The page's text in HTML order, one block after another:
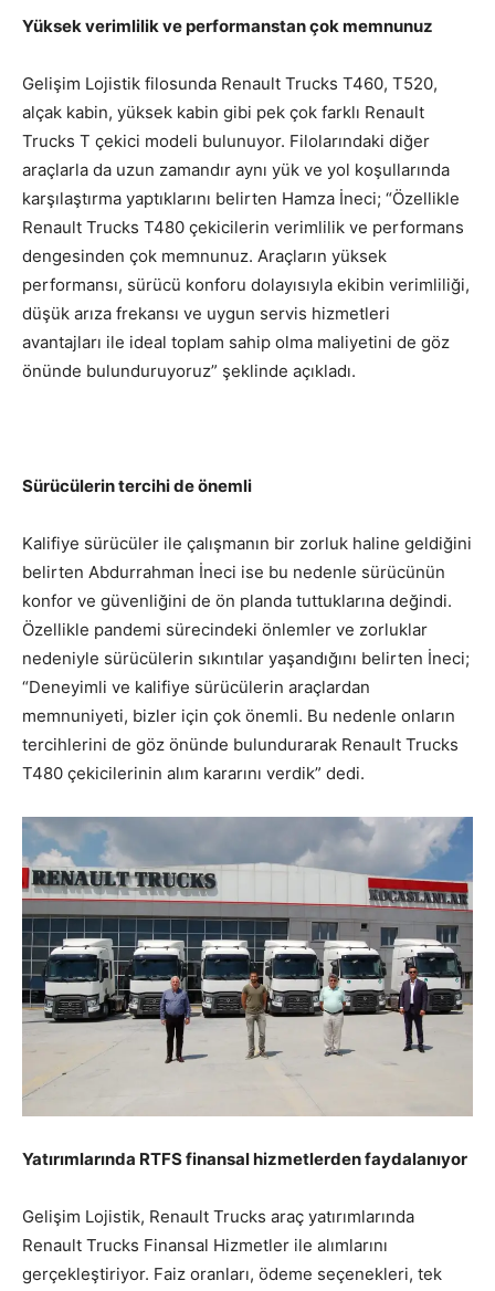
Yüksek verimlilik ve performanstan çok memnunuz
Gelişim Lojistik filosunda Renault Trucks T460, T520,
alçak kabin, yüksek kabin gibi pek çok farklı Renault
Trucks T çekici modeli bulunuyor. Filolarındaki diğer
araçlarla da uzun zamandır aynı yük ve yol koşullarında
karşılaştırma yaptıklarını belirten Hamza İneci; “Özellikle
Renault Trucks T480 çekicilerin verimlilik ve performans
dengesinden çok memnunuz. Araçların yüksek
performansı, sürücü konforu dolayısıyla ekibin verimliliği,
düşük arıza frekansı ve uygun servis hizmetleri
avantajları ile ideal toplam sahip olma maliyetini de göz
önünde bulunduruyoruz” şeklinde açıkladı.
Sürücülerin tercihi de önemli
Kalifiye sürücüler ile çalışmanın bir zorluk haline geldiğini
belirten Abdurrahman İneci ise bu nedenle sürücünün
konfor ve güvenliğini de ön planda tuttuklarına değindi.
Özellikle pandemi sürecindeki önlemler ve zorluklar
nedeniyle sürücülerin sıkıntılar yaşandığını belirten İneci;
“Deneyimli ve kalifiye sürücülerin araçlardan
memnuniyeti, bizler için çok önemli. Bu nedenle onların
tercihlerini de göz önünde bulundurarak Renault Trucks
T480 çekicilerinin alım kararını verdik” dedi.
Yatırımlarında RTFS finansal hizmetlerden faydalanıyor
Gelişim Lojistik, Renault Trucks araç yatırımlarında
Renault Trucks Finansal Hizmetler ile alımlarını
gerçekleştiriyor. Faiz oranları, ödeme seçenekleri, tek